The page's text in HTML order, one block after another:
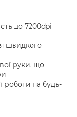
до 7200dpi
швидкого
руки, що
роботи на будь-